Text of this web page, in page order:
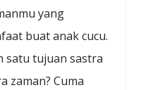
yang
buat anak cucu.
satu tujuan sastra
zaman? Cuma